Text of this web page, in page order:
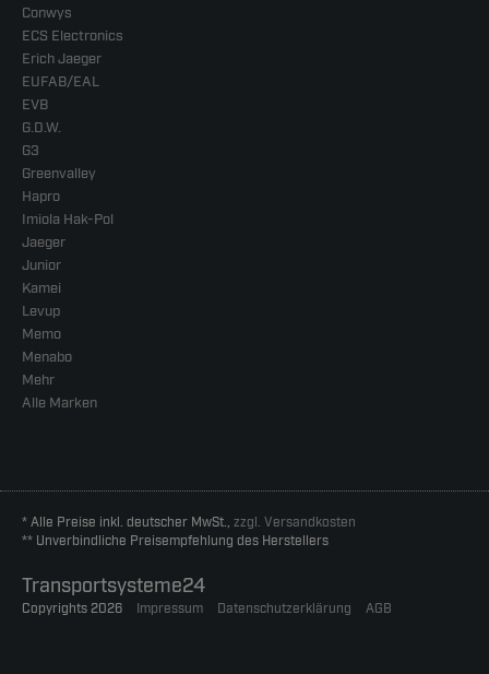
Conwys
ECS Electronics
Erich Jaeger
EUFAB/EAL
EVB
G.D.W.
G3
Greenvalley
Hapro
Imiola Hak-Pol
Jaeger
Junior
Kamei
Levup
Memo
Menabo
Mehr
Alle Marken
* Alle Preise inkl. deutscher MwSt., zzgl. Versandkosten
** Unverbindliche Preisempfehlung des Herstellers
Transportsysteme24
Copyrights 2026 Impressum Datenschutzerklärung AGB